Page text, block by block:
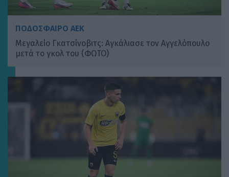
ΠΟΔΟΣΦΑΙΡΟ ΑΕΚ
Μεγαλείο Γκατσίνοβιτς: Αγκάλιασε τον Αγγελόπουλο
μετά το γκολ του (ΦΩΤΟ)